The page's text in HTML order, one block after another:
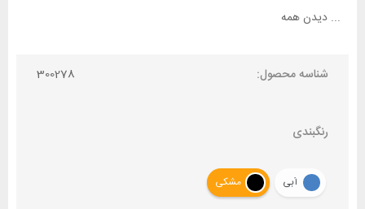
... دیدن همه
شناسه محصول: 300278
رنگبندی
آبی مشکی